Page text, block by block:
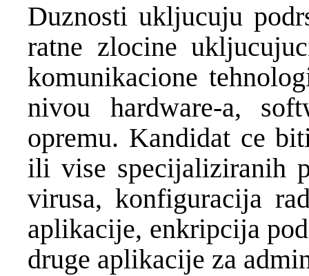
Duznosti ukljucuju
ratne zlocine
komunikacione
nivou hardware-a,
opremu. Kandidat ce
ili vise specijaliziranih
virusa, konfiguracija
aplikacije, enkripcija
druge aplikacije za